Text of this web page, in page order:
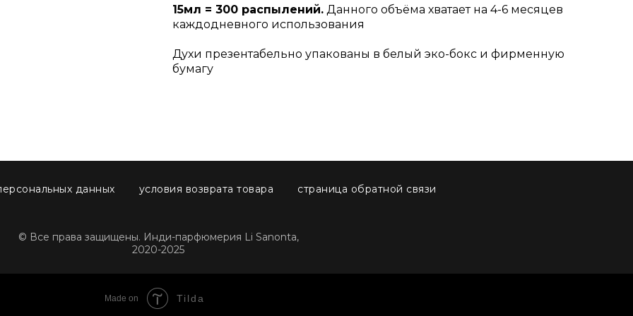
15мл = 300 распылений. Данного объёма хватает на 4-6 месяцев
каждодневного использования
Духи презентабельно упакованы в белый эко-бокс и фирменную
бумагу
данных условия возврата товара страница обратной связи
© Все права защищены. Инди-парфюмерия Li Sanonta,
2020-2025
Made on Tilda